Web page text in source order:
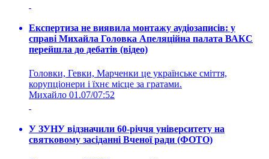
Експертиза не виявила монтажу аудіозаписів: у
справі Михайла Головка Апеляційна палата ВАКС
перейшла до дебатів (відео)
Головки, Гевки, Марченки це українське сміття,
корупціонери і їхнє місце за гратами.
Михайло 01.07/07:52
У ЗУНУ відзначили 60-річчя університету на
святковому засіданні Вченої ради (ФОТО)